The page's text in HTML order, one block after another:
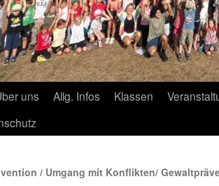
uns Allg. Infos Klassen
/ Umgang mit Konflikten/